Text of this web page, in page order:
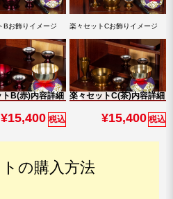
Bお飾りイメージ 楽々セットCお飾りイメージ
トB(赤)内容詳細 楽々セットC(茶)内容詳細
¥15,400 税込 ¥15,400 税込
の購入方法